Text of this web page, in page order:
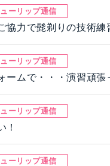
ーリップ通信
協力で髭剃りの技術練
ーリップ通信
ームで・・・演習頑張
ーリップ通信
！
ーリップ通信